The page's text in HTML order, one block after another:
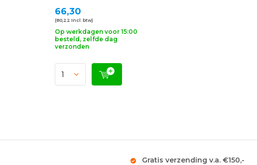
66,30
(80,22 Incl. btw)
Op werkdagen voor 15:00
besteld, zelfde dag
verzonden
Gratis verzending v.a. €150,-